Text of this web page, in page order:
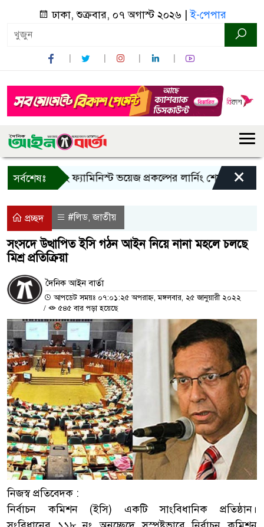
ঢাকা, শুক্রবার, ০৭ অগাস্ট ২০২৬ |ই-পেপার
সর্বশেষঃইয়ং ফ্যামিনিস্ট ভয়েজ প্রকল্পের লার্নিং শেয়ারিং কর্মশালা
×
প্রচ্ছদ #লিড,জাতীয়
সংসদে উত্থাপিত ইসি গঠন আইন নিয়ে নানা মহলে চলছে
মিশ্র প্রতিক্রিয়া
দৈনিক আইন বার্তা
আপডেট সময়ঃ ০৭:০১:২৫ অপরাহ্ন, মঙ্গলবার, ২৫ জানুয়ারী ২০২২
/
৫৪৫ বার পড়া হয়েছে
নিজস্ব প্রতিবেদক :
নির্বাচন কমিশন (ইসি) একটি সাংবিধানিক প্রতিষ্ঠান।